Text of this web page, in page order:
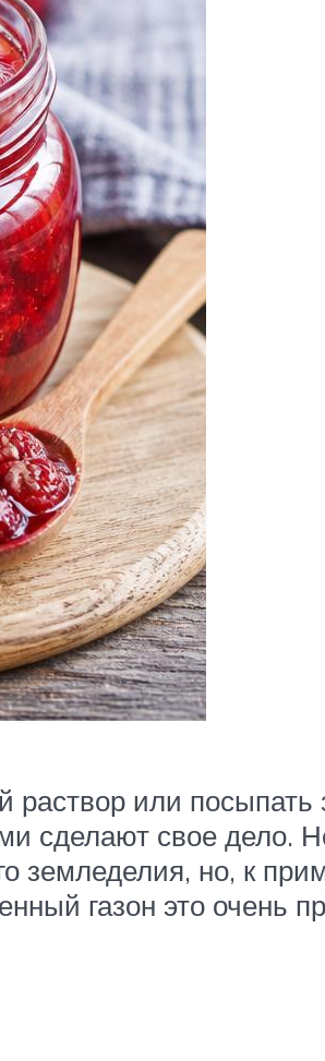
раствор или
сделают свое дело.
земледелия, но, к
газон это очень